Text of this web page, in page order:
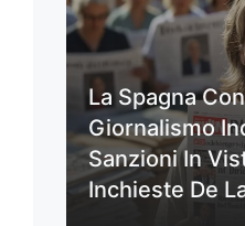
La Spagna
Giornalismo
Sanzioni In
Inchieste De